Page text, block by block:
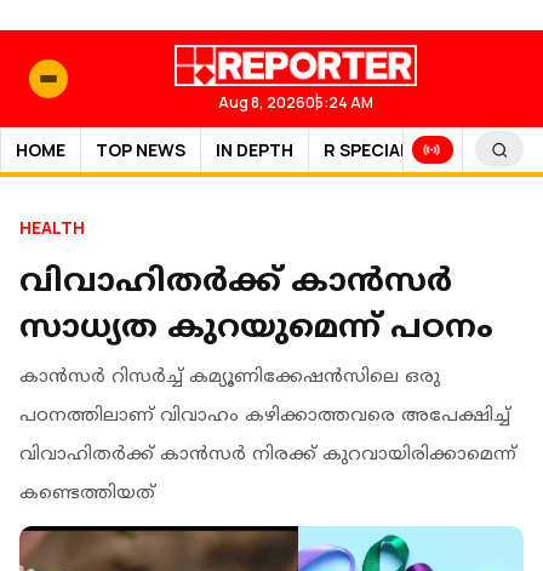
Aug 8, 202605:24 AM
HOME TOP NEWS IN DEPTH R SPECIAL SPORTS
HEALTH
വിവാഹിതര്‍ക്ക് കാന്‍സര്‍
സാധ്യത കുറയുമെന്ന് പഠനം
കാന്‍സര്‍ റിസര്‍ച്ച് കമ്യൂണിക്കേഷന്‍സിലെ ഒരു
പഠനത്തിലാണ് വിവാഹം കഴിക്കാത്തവരെ അപേക്ഷിച്ച്
വിവാഹിതര്‍ക്ക് കാന്‍സര്‍ നിരക്ക് കുറവായിരിക്കാമെന്ന്
കണ്ടെത്തിയത്